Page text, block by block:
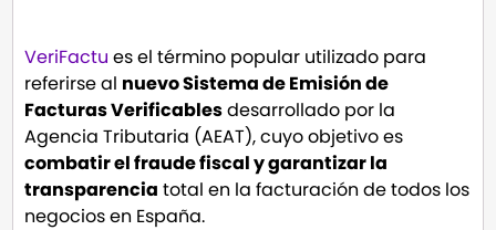
VeriFactu es el término popular utilizado para
referirse al nuevo Sistema de Emisión de
Facturas Verificablesdesarrollado por la
Agencia Tributaria (AEAT), cuyo objetivo es
combatir el fraude fiscal y garantizar la
transparencia total en la facturación de todos los
negocios en España.